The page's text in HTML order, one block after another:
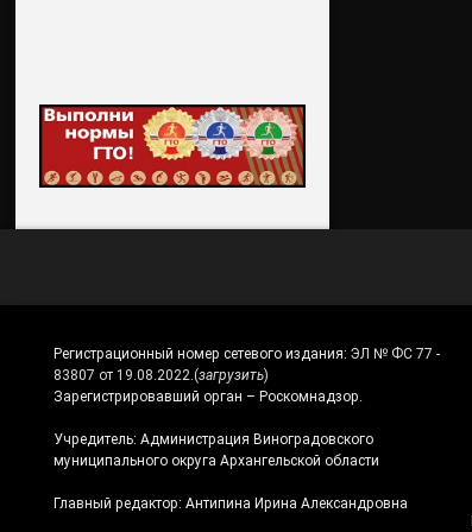
Регистрационный номер сетевого издания: ЭЛ № ФС 77 -
83807 от 19.08.2022.(загрузить)
Зарегистрировавший орган – Роскомнадзор.
Учредитель: Администрация Виноградовского
муниципального округа Архангельской области
Главный редактор: Антипина Ирина Александровна